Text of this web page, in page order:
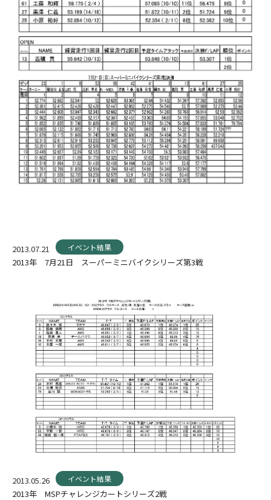
2013.07.21 イベント結果
2013年 7月21日 スーパーミニバイクシリーズ第3戦
2013.05.26 イベント結果
2013年 MSPチャレンジカートシリーズ2戦